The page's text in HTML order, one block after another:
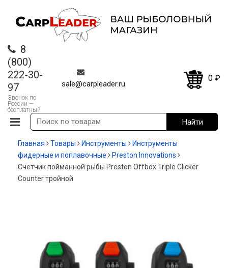
8
(800)
222-30-
97
Звонок по
России —
бесплатный
sale@carpleader.ru
0 ₽
Главная Товары Инструменты
Инструменты
фидерные и поплавочные
Preston Innovations
Счетчик пойманной рыбы Preston Offbox Triple Clicker
Counter тройной